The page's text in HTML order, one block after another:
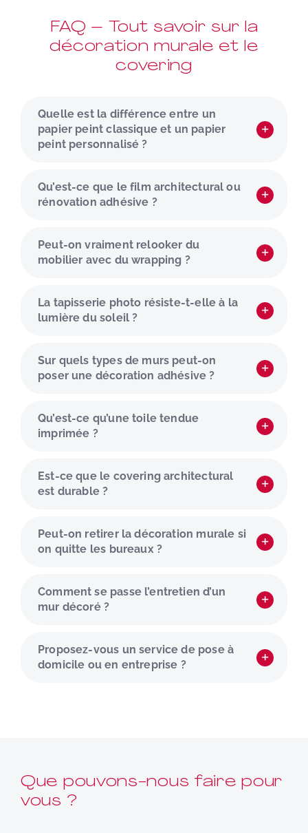
FAQ – Tout savoir sur la
décoration murale et le
covering
Quelle est la différence entre un
papier peint classique et un papier
peint personnalisé ?
Qu’est-ce que le film architectural ou
rénovation adhésive ?
Peut-on vraiment relooker du
mobilier avec du wrapping ?
La tapisserie photo résiste-t-elle à la
lumière du soleil ?
Sur quels types de murs peut-on
poser une décoration adhésive ?
Qu’est-ce qu’une toile tendue
imprimée ?
Est-ce que le covering architectural
est durable ?
Peut-on retirer la décoration murale si
on quitte les bureaux ?
Comment se passe l’entretien d’un
mur décoré ?
Proposez-vous un service de pose à
domicile ou en entreprise ?
Que pouvons-nous faire pour
vous ?